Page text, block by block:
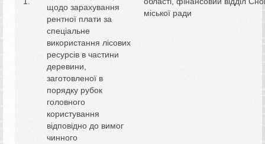
щодо зарахування
рентної плати за
спеціальне
використання лісових
ресурсів в частини
деревини,
заготовленої в
порядку рубок
головного
користування
відповідно до вимог
чинного
міської ради